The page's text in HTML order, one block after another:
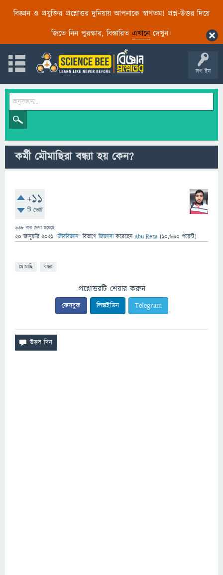
বিজ্ঞান ও প্রযুক্তির প্রশ্নোত্তর দুনিয়ায় আপনাকে স্বাগতম! প্রশ্ন-উত্তর দিয়ে
জিতে নিন পুরস্কার, বিস্তারিত এখানেদেখুন।
লগ ইন
কর্মী মৌমাছিরা বন্ধ্যা হয় কেন?
+11
টি ভোট
638 বার দেখা হয়েছে
20 জানুয়ারি 2021 "জীববিজ্ঞান" বিভাগে জিজ্ঞাসাকরেছেনAbu Reza (10,660 পয়েন্ট)
মৌমাছি বন্ধ্যা
প্রশ্নোত্তরটি শেয়ার করুন
ফেসবুক লিঙ্কইডিন Telegram